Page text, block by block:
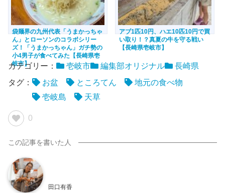
袋麺界の九州代表「うまかっちゃ
ん」とローソンのコラボシリー
ズ！「うまかっちゃん」ガチ勢の
小4男子が食べてみた【長崎県壱
岐市】
アブ1匹10円、ハエ10匹10円で買
い取り！？真夏の牛を守る戦い
【長崎県壱岐市】
カテゴリー： 壱岐市 編集部オリジナル
長崎県
タグ：
お盆 ところてん
地元の食べ物
壱岐島
天草
0
田口有香